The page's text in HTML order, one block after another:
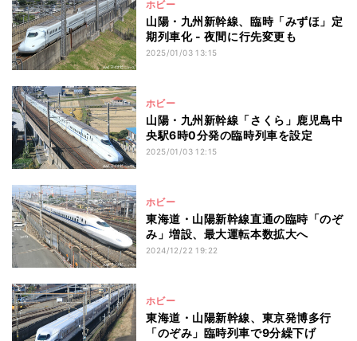
ホビー
山陽・九州新幹線、臨時「みずほ」定
期列車化 - 夜間に行先変更も
2025/01/03 13:15
ホビー
山陽・九州新幹線「さくら」鹿児島中
央駅6時0分発の臨時列車を設定
2025/01/03 12:15
ホビー
東海道・山陽新幹線直通の臨時「のぞ
み」増設、最大運転本数拡大へ
2024/12/22 19:22
ホビー
東海道・山陽新幹線、東京発博多行
「のぞみ」臨時列車で9分繰下げ